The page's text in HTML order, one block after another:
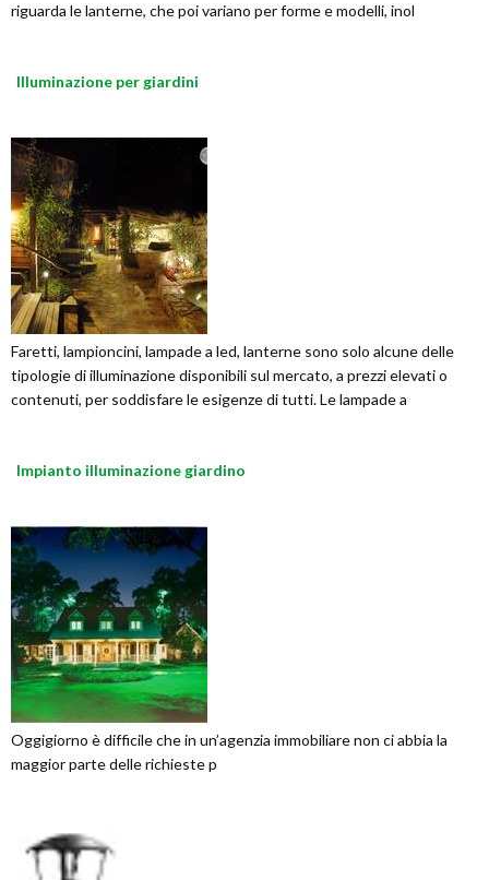
riguarda le lanterne, che poi variano per forme e modelli, inol
Illuminazione per giardini
Faretti, lampioncini, lampade a led, lanterne sono solo alcune delle
tipologie di illuminazione disponibili sul mercato, a prezzi elevati o
contenuti, per soddisfare le esigenze di tutti. Le lampade a
Impianto illuminazione giardino
Oggigiorno è difficile che in un’agenzia immobiliare non ci abbia la
maggior parte delle richieste p